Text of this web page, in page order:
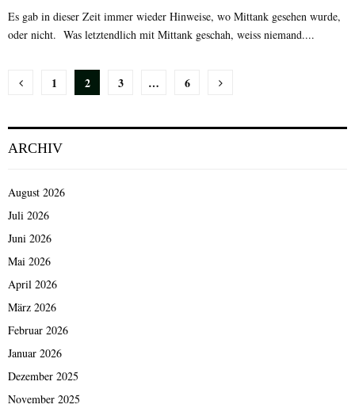
Es gab in dieser Zeit immer wieder Hinweise, wo Mittank gesehen wurde,
oder nicht. Was letztendlich mit Mittank geschah, weiss niemand....
Seitennummerierung
Beiträge
1 2 3 … 6
ARCHIV
August 2026
Juli 2026
Juni 2026
Mai 2026
April 2026
März 2026
Februar 2026
Januar 2026
Dezember 2025
November 2025